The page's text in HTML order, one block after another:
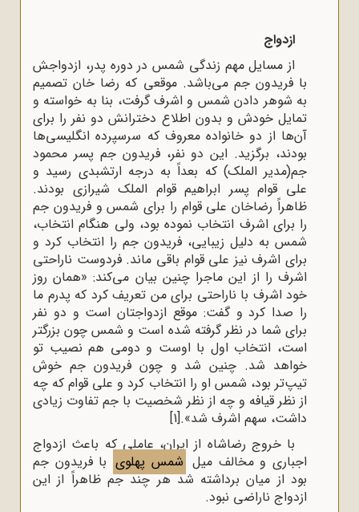
ازدواج
از مسایل مهم زندگی شمس در دوره پدر، ازدواجش
با فریدون جم می‌باشد. موقعی که رضا خان تصمیم
به شوهر دادن شمس و اشرف گرفت، بنا به خواسته و
تمایل خودش و بدون اطلاع دخترانش دو نفر را برای
آن‌ها از دو خانواده معروف که سرسپرده انگلیسی‌ها
بودند، برگزید. این دو نفر، فریدون جم پسر محمود
جم(مدیر الملک) که بعداً به درجه ارتشبدی رسید و
علی قوام پسر ابراهیم قوام الملک شیرازی بودند.
ظاهراً رضاخان علی قوام را برای شمس و فریدون جم
را برای اشرف انتخاب نموده بود، ولی هنگام انتخاب،
شمس به دلیل زیبایی، فریدون جم را انتخاب کرد و
برای اشرف نیز علی قوام باقی ماند. فردوست ناراحتی
اشرف را از این ماجرا چنین بیان می‌کند: «همان روز
خود اشرف با ناراحتی برای من تعریف کرد که پدرم ما
را صدا کرد و گفت: موقع ازدواجتان است و دو نفر
برای شما در نظر گرفته شده است و شمس چون بزرگتر
است، انتخاب اول با اوست و دومی هم نصیب تو
خواهد شد. چنین شد و چون فریدون جم خوش‌
‌تیپ‌‌‌تر بود، شمس او را انتخاب کرد و علی قوام که چه
از نظر قیافه و چه از نظر شخصیت با جم تفاوت زیادی
داشت، سهم اشرف شد».[1]
با خروج رضاشاه از ایران، عاملی که باعث ازدواج
اجباری و مخالف میل شمس پهلوی با فریدون جم
بود از میان برداشته شد هر چند جم ظاهراً از این
ازدواج ناراضی نبود.